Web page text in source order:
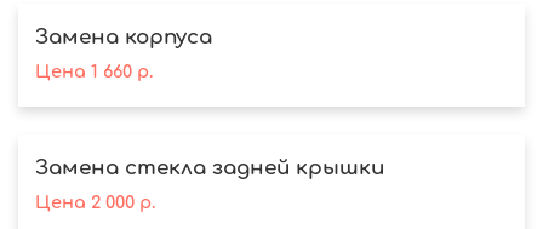
Замена корпуса
Цена 1 660р.
Замена стекла задней крышки
Цена 2 000р.